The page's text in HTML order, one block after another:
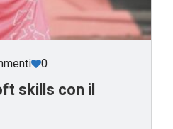
0
skills con il